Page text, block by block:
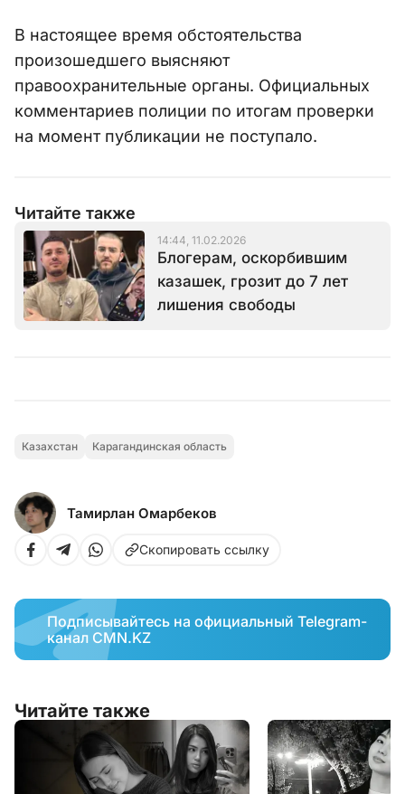
В настоящее время обстоятельства
произошедшего выясняют
правоохранительные органы. Официальных
комментариев полиции по итогам проверки
на момент публикации не поступало.
Читайте также
14:44, 11.02.2026
Блогерам, оскорбившим
казашек, грозит до 7 лет
лишения свободы
Казахстан Карагандинская область
Тамирлан Омарбеков
Скопировать ссылку
Подписывайтесь на официальный Telegram-
канал CMN.KZ
Читайте также